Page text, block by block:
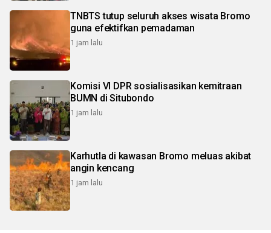
TNBTS tutup seluruh akses wisata Bromo
guna efektifkan pemadaman
1 jam lalu
Komisi VI DPR sosialisasikan kemitraan
BUMN di Situbondo
1 jam lalu
Karhutla di kawasan Bromo meluas akibat
angin kencang
1 jam lalu